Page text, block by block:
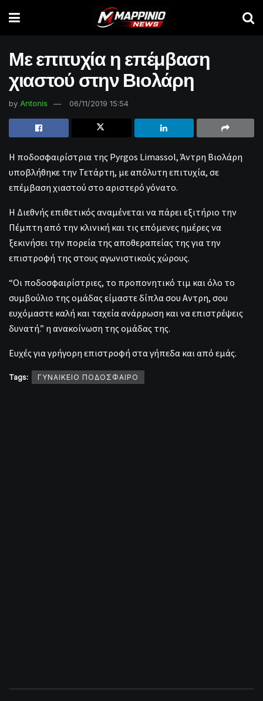
Με επιτυχία η επέμβαση
χιαστού στην Βιολάρη
by Antonis 06/11/2019 15:54
Η ποδοσφαιρίστρια της Pyrgos Limassol, Άντρη Βιολάρη
υποβλήθηκε την Τετάρτη, με απόλυτη επιτυχία, σε
επέμβαση χιαστού στο αριστερό γόνατο.
Η Διεθνής επιθετικός αναμένεται να πάρει εξιτήριο την
Πέμπτη από την κλινική και τις επόμενες ημέρες να
ξεκινήσει την πορεία της αποθεραπείας της για την
επιστροφή της στους αγωνιστικούς χώρους.
“Οι ποδοσφαιρίστριες, το προπονητικό τιμ και όλο το
συμβούλιο της ομάδας είμαστε δίπλα σου Αντρη, σου
ευχόμαστε καλή και ταχεία ανάρρωση και να επιστρέψεις
δυνατή.” η ανακοίνωση της ομάδας της.
Ευχές για γρήγορη επιστροφή στα γήπεδα και από εμάς.
Tags: ΓΥΝΑΙΚΕΙΟ ΠΟΔΟΣΦΑΙΡΟ